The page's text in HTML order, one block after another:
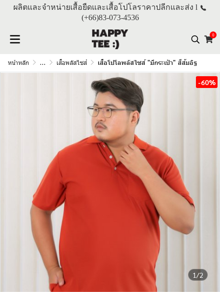
ผลิตและจำหน่ายเสื้อยืดและเสื้อโปโลราคาปลีกและส่ง l
(+66)83-073-4536
0
หน้าหลัก ... เสื้อพลัสไซส์ เสื้อโปโลพลัสไซส์ "มีกระเป๋า" สีส้มอิฐ
1/2
-60%